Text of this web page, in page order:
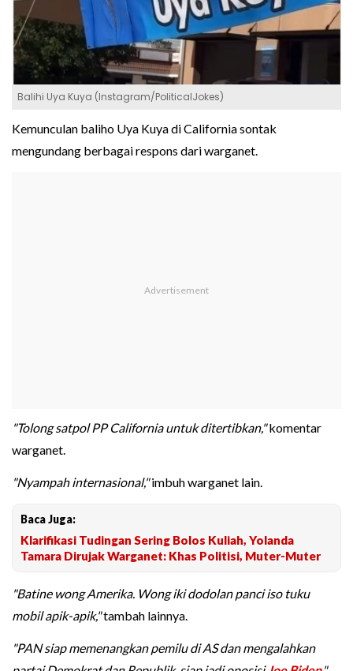
Balihi Uya Kuya (Instagram/PoliticalJokes)
Kemunculan baliho Uya Kuya di California sontak
mengundang berbagai respons dari warganet.
"Tolong satpol PP California untuk ditertibkan,"komentar
warganet.
"Nyampah internasional,"imbuh warganet lain.
Baca Juga:
Klarifikasi Tudingan Sering Bolos Kuliah, Yolanda
Tamara Dirujak Warganet: Khas Politisi, Muter-Muter
"Batine wong Amerika. Wong iki dodolan panci iso tuku
mobil apik-apik,"tambah lainnya.
"PAN siap memenangkan pemilu di AS dan mengalahkan